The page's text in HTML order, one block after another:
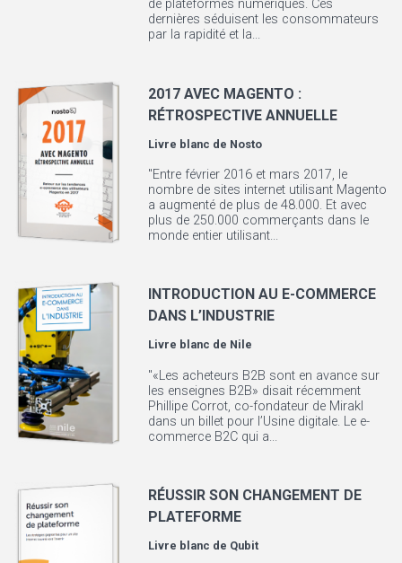
de plateformes numériques. Ces
dernières séduisent les consommateurs
par la rapidité et la...
2017 AVEC MAGENTO :
RÉTROSPECTIVE ANNUELLE
Livre blanc de Nosto
"Entre février 2016 et mars 2017, le
nombre de sites internet utilisant Magento
a augmenté de plus de 48.000. Et avec
plus de 250.000 commerçants dans le
monde entier utilisant...
INTRODUCTION AU E-COMMERCE
DANS L’INDUSTRIE
Livre blanc de Nile
"«Les acheteurs B2B sont en avance sur
les enseignes B2B» disait récemment
Phillipe Corrot, co-fondateur de Mirakl
dans un billet pour l’Usine digitale. Le e-
commerce B2C qui a...
RÉUSSIR SON CHANGEMENT DE
PLATEFORME
Livre blanc de Qubit